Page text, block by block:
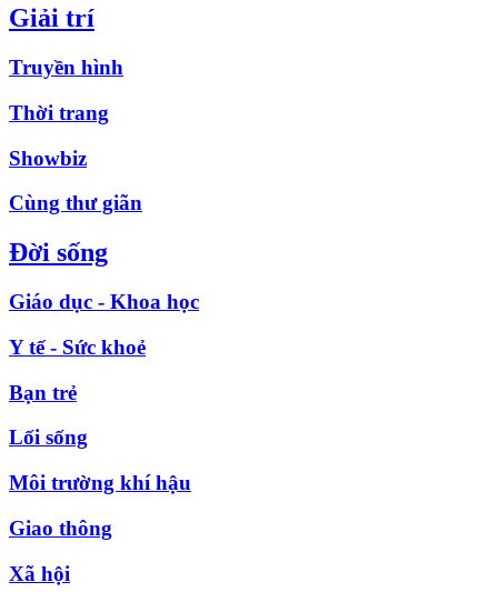
Giải trí
Truyền hình
Thời trang
Showbiz
Cùng thư giãn
Đời sống
Giáo dục - Khoa học
Y tế - Sức khoẻ
Bạn trẻ
Lối sống
Môi trường khí hậu
Giao thông
Xã hội